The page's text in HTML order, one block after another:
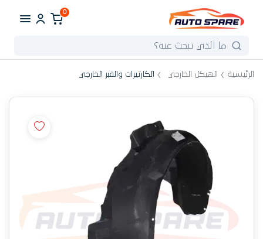
0
الرئيسية الهيكل الخارجي الكارتيرات والفبر الخارجي